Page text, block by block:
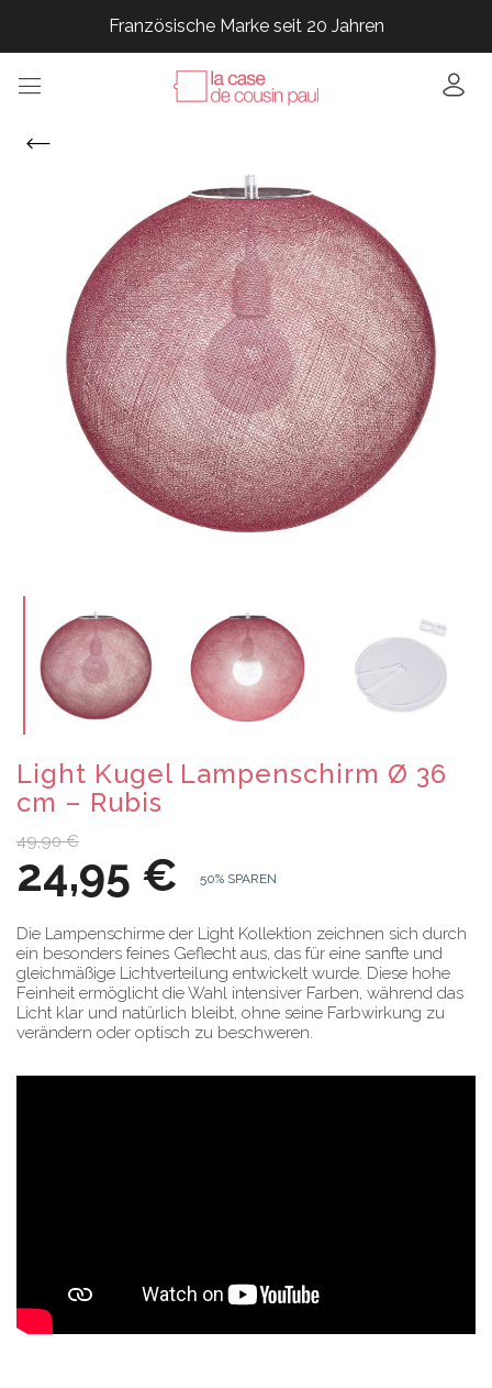
Französische Marke seit 20 Jahren
Französische Marke seit 20 Jahren
Französische Marke seit 20 Jahren
Light Kugel Lampenschirm Ø 36
cm – Rubis
49,90 €
24,95 € 50% SPAREN
Die Lampenschirme der Light Kollektion zeichnen sich durch
ein besonders feines Geflecht aus, das für eine sanfte und
gleichmäßige Lichtverteilung entwickelt wurde. Diese hohe
Feinheit ermöglicht die Wahl intensiver Farben, während das
Licht klar und natürlich bleibt, ohne seine Farbwirkung zu
verändern oder optisch zu beschweren.